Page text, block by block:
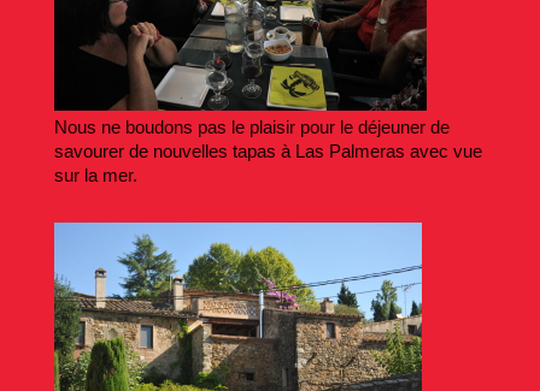
Nous ne boudons pas le plaisir pour le déjeuner de
savourer de nouvelles tapas à Las Palmeras avec vue
sur la mer.